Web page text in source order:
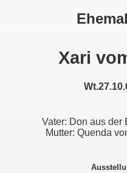
Xari
Vater: Don aus der
Mutter: Quenda